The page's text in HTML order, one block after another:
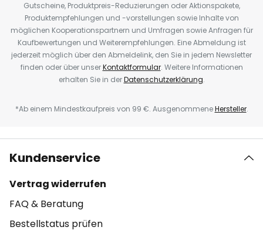
Gutscheine, Produktpreis-Reduzierungen oder Aktionspakete,
Produktempfehlungen und -vorstellungen sowie Inhalte von
möglichen Kooperationspartnern und Umfragen sowie Anfragen für
Kaufbewertungen und Weiterempfehlungen. Eine Abmeldung ist
jederzeit möglich über den Abmeldelink, den Sie in jedem Newsletter
finden oder über unserKontaktformular. Weitere Informationen
erhalten Sie in derDatenschutzerklärung.
*Ab einem Mindestkaufpreis von 99 €. AusgenommeneHersteller.
Kundenservice
Vertrag widerrufen
FAQ & Beratung
Bestellstatus prüfen